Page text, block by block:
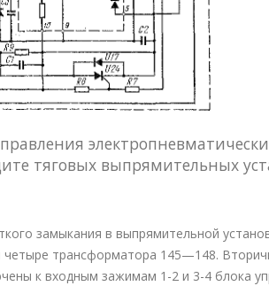
тяговых выпрямительных
замыкания в выпрямительной
четыре трансформатора 145—148.
к входным зажимам 1-2 и 3-4 блока